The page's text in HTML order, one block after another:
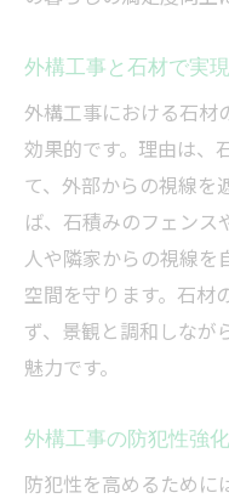
外構工事と石材で実
外構工事における石材
効果的です。理由は、
て、外部からの視線を
ば、石積みのフェンス
人や隣家からの視線を
空間を守ります。石材
ず、景観と調和しなが
魅力です。
外構工事の防犯性強
防犯性を高めるために